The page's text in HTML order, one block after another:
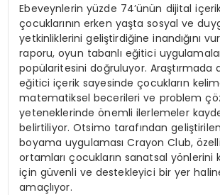
Ebeveynlerin yüzde 74’ünün dijital
çocuklarının erken yaşta sosyal ve
yetkinliklerini geliştirdiğine inandığını
raporu, oyun tabanlı eğitici
popülaritesini doğruluyor. Araştırmada
eğitici içerik sayesinde çocukların
matematiksel becerileri ve problem
yeteneklerinde önemli ilerlemeler
belirtiliyor. Otsimo tarafından
boyama uygulaması Crayon Club,
ortamları çocukların sanatsal yönlerini
için güvenli ve destekleyici bir yer
amaçlıyor.